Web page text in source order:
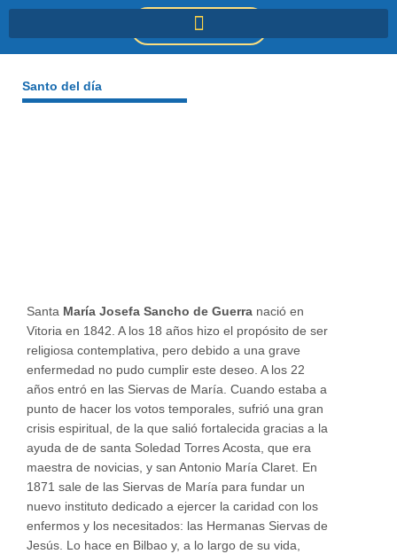
DONACIONES
Santo del día
Santa María Josefa Sancho de Guerra nació en
Vitoria en 1842. A los 18 años hizo el propósito de ser
religiosa contemplativa, pero debido a una grave
enfermedad no pudo cumplir este deseo. A los 22
años entró en las Siervas de María. Cuando estaba a
punto de hacer los votos temporales, sufrió una gran
crisis espiritual, de la que salió fortalecida gracias a la
ayuda de de santa Soledad Torres Acosta, que era
maestra de novicias, y san Antonio María Claret. En
1871 sale de las Siervas de María para fundar un
nuevo instituto dedicado a ejercer la caridad con los
enfermos y los necesitados: las Hermanas Siervas de
Jesús. Lo hace en Bilbao y, a lo largo de su vida,